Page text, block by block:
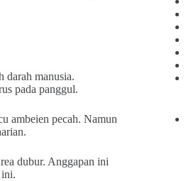
darah manusia.
pada panggul.
ambeien pecah. Namun
dubur. Anggapan ini
ini.